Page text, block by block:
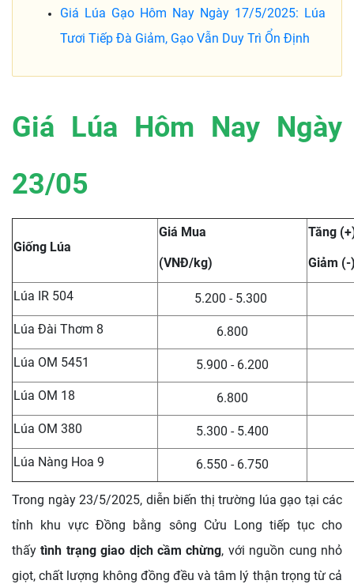
Giá Lúa Gạo Hôm Nay Ngày 17/5/2025: Lúa
Tươi Tiếp Đà Giảm, Gạo Vẫn Duy Trì Ổn Định
Giá Lúa Hôm Nay Ngày
23/05
Giống Lúa
Giá Mua
(VNĐ/kg)
Tăng
Giảm (-
Lúa IR 504 5.200 - 5.300
Lúa Đài Thơm 8 6.800
Lúa OM 5451 5.900 - 6.200
Lúa OM 18 6.800
Lúa OM 380 5.300 - 5.400
Lúa Nàng Hoa 9 6.550 - 6.750
Trong ngày 23/5/2025, diễn biến thị trường lúa gạo tại các
tỉnh khu vực Đồng bằng sông Cửu Long tiếp tục cho
thấytình trạng giao dịch cầm chừng, với nguồn cung nhỏ
giọt, chất lượng không đồng đều và tâm lý thận trọng từ cả